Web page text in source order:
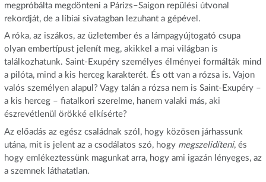
megpróbálta megdönteni a Párizs–Saigon repülési útvonal
rekordját, de a líbiai sivatagban lezuhant a gépével.
A róka, az iszákos, az üzletember és a lámpagyújtogató csupa
olyan embertípust jelenít meg, akikkel a mai világban is
találkozhatunk. Saint-Exupéry személyes élményei formálták mind
a pilóta, mind a kis herceg karakterét. És ott van a rózsa is. Vajon
valós személyen alapul? Vagy talán a rózsa nem is Saint-Exupéry –
a kis herceg – fiatalkori szerelme, hanem valaki más, aki
észrevétlenül örökké elkísérte?
Az előadás az egész családnak szól, hogy közösen járhassunk
utána, mit is jelent az a csodálatos szó, hogy megszelidíteni, és
hogy emlékeztessünk magunkat arra, hogy ami igazán lényeges, az
a szemnek láthatatlan.